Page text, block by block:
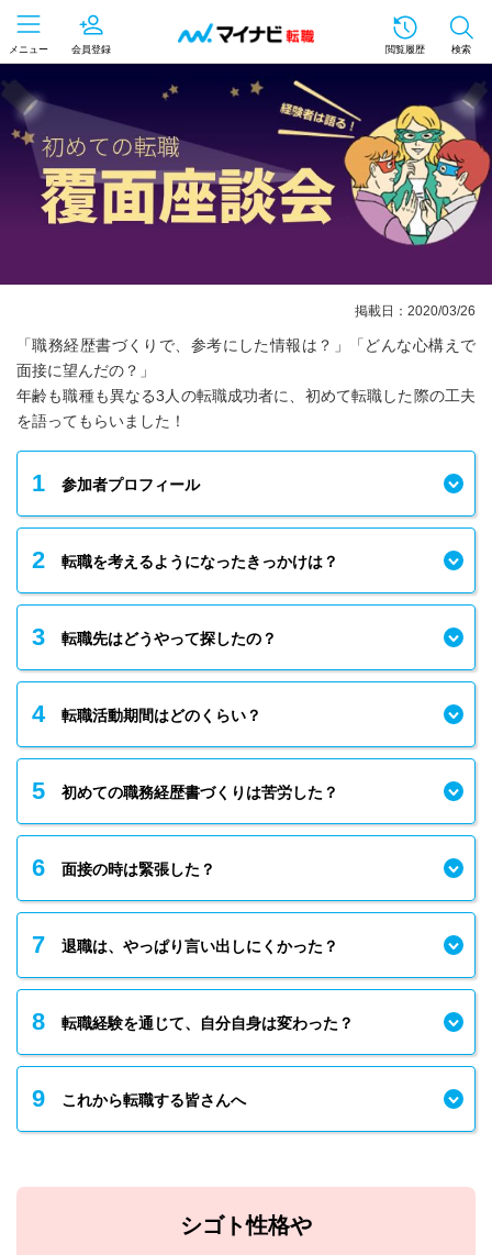
メニュー 会員登録 閲覧履歴 検索
掲載日： 2020/03/26
「職務経歴書づくりで、参考にした情報は？」「どんな心構えで
面接に望んだの？」
年齢も職種も異なる3人の転職成功者に、初めて転職した際の工夫
を語ってもらいました！
1 参加者プロフィール
2 転職を考えるようになったきっかけは？
3 転職先はどうやって探したの？
4 転職活動期間はどのくらい？
5 初めての職務経歴書づくりは苦労した？
6 面接の時は緊張した？
7 退職は、やっぱり言い出しにくかった？
8 転職経験を通じて、自分自身は変わった？
9 これから転職する皆さんへ
シゴト性格や